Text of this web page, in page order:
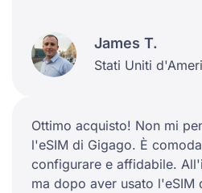
James T.
Stati Uniti
Ottimo acquisto! Non mi
l'eSIM di Gigago. È
configurare e affidabile.
ma dopo aver usato l'eSIM